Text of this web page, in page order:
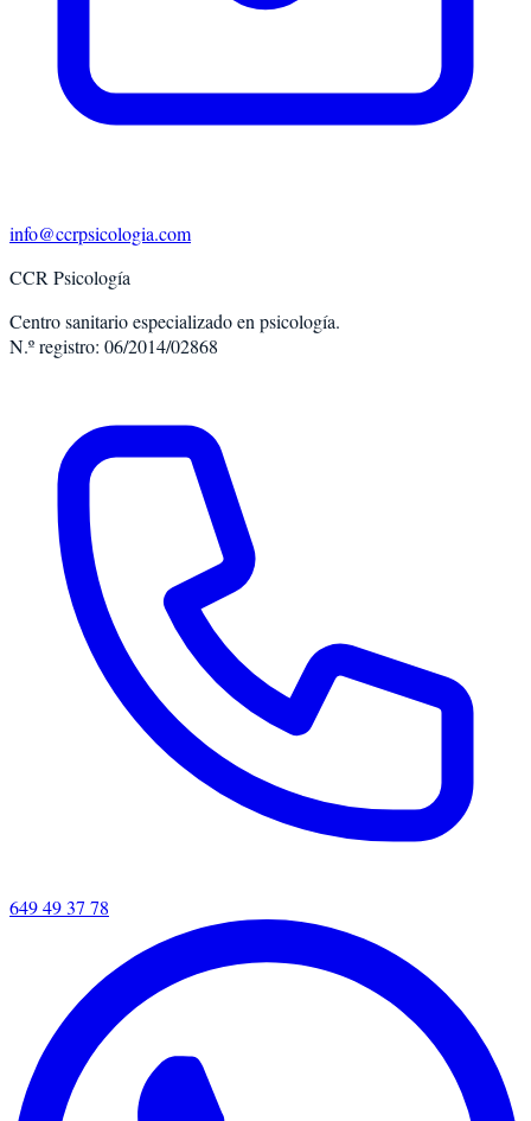
info@ccrpsicologia.com
CCR Psicología
Centro sanitario especializado en psicología.
N.º registro: 06/2014/02868
649 49 37 78